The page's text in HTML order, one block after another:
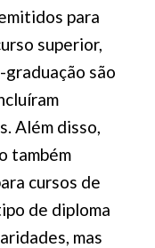
para
superior,
são
Além disso,
também
cursos de
de diploma
mas